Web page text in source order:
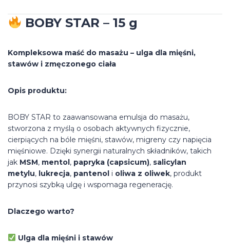
BOBY STAR – 15 g
Kompleksowa maść do masażu – ulga dla mięśni,
stawów i zmęczonego ciała
Opis produktu:
BOBY STAR to zaawansowana emulsja do masażu,
stworzona z myślą o osobach aktywnych fizycznie,
cierpiących na bóle mięśni, stawów, migreny czy napięcia
mięśniowe. Dzięki synergii naturalnych składników, takich
jak MSM, mentol, papryka (capsicum), salicylan
metylu, lukrecja, pantenol i oliwa z oliwek, produkt
przynosi szybką ulgę i wspomaga regenerację.
Dlaczego warto?
Ulga dla mięśni i stawów